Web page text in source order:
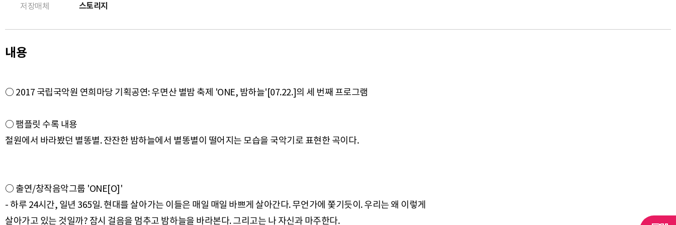
저장매체 스토리지
내용
○ 2017 국립국악원 연희마당 기획공연: 우면산 별밤 축제 'ONE, 밤하늘'[07.22.]의 세 번째 프로그램
○ 팸플릿 수록 내용
철원에서 바라봤던 별똥별. 잔잔한 밤하늘에서 별똥별이 떨어지는 모습을 국악기로 표현한 곡이다.
○ 출연/창작음악그룹 'ONE[O]'
- 하루 24시간, 일년 365일. 현대를 살아가는 이들은 매일 매일 바쁘게 살아간다. 무언가에 쫓기듯이. 우리는 왜 이렇게
살아가고 있는 것일까? 잠시 걸음을 멈추고 밤하늘을 바라본다. 그리고는 나 자신과 마주한다.